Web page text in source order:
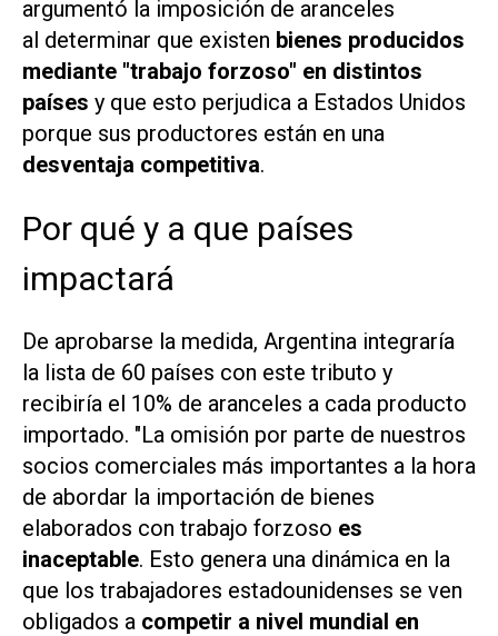
argumentó la imposición de aranceles
al determinar que existen bienes producidos
mediante "trabajo forzoso" en distintos
países y que esto perjudica a Estados Unidos
porque sus productores están en una
desventaja competitiva.
Por qué y a que países
impactará
De aprobarse la medida, Argentina integraría
la lista de 60 países con este tributo y
recibiría el 10% de aranceles a cada producto
importado. "La omisión por parte de nuestros
socios comerciales más importantes a la hora
de abordar la importación de bienes
elaborados con trabajo forzoso es
inaceptable. Esto genera una dinámica en la
que los trabajadores estadounidenses se ven
obligados a competir a nivel mundial en